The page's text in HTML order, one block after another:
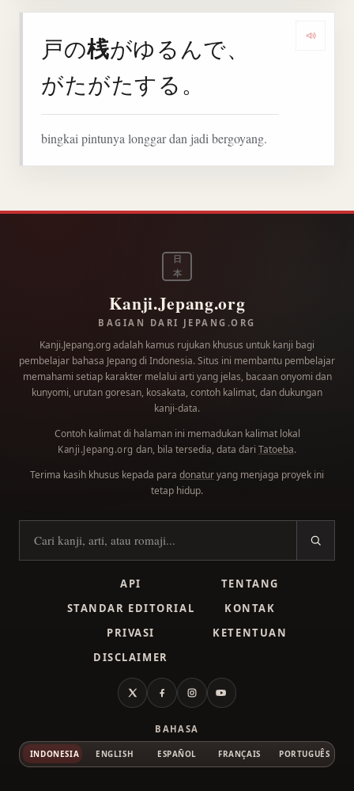
戸の桟がゆるんで、
がたがたする。
bingkai pintunya longgar dan jadi bergoyang.
日
本
Kanji.Jepang.org
BAGIAN DARI JEPANG.ORG
Kanji.Jepang.org adalah kamus rujukan khusus untuk kanji bagi
pembelajar bahasa Jepang di Indonesia. Situs ini membantu pembelajar
memahami setiap karakter melalui arti yang jelas, bacaan onyomi dan
kunyomi, urutan goresan, kosakata, contoh kalimat, dan dukungan
kanji-data.
Contoh kalimat di halaman ini memadukan kalimat lokal
Kanji.Jepang.org dan, bila tersedia, data dari Tatoeba.
Terima kasih khusus kepada para donaturyang menjaga proyek ini
tetap hidup.
Cari kanji
API
TENTANG
STANDAR EDITORIAL
KONTAK
PRIVASI
KETENTUAN
DISCLAIMER
X FacebookInstagramYouTube
BAHASA
INDONESIA ENGLISH ESPAÑOL FRANÇAIS PORTUGUÊS